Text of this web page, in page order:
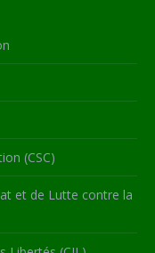
(CSC)
et de Lutte contre la